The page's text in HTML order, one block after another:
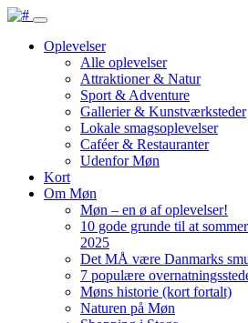
Oplevelser
Alle oplevelser
Attraktioner & Natur
Sport & Adventure
Gallerier & Kunstværksteder
Lokale smagsoplevelser
Caféer & Restauranter
Udenfor Møn
Kort
Om Møn
Møn – en ø af oplevelser!
10 gode grunde til at
2025
Det MÅ være Danmarks
7 populære
Møns historie (kort fortalt)
Naturen på Møn